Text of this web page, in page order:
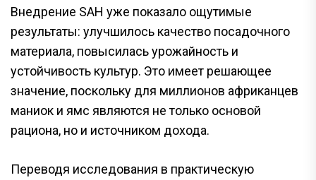
Внедрение SAH уже показало ощутимые
результаты: улучшилось качество посадочного
материала, повысилась урожайность и
устойчивость культур. Это имеет решающее
значение, поскольку для миллионов африканцев
маниок и ямс являются не только основой
рациона, но и источником дохода.
Переводя исследования в практическую